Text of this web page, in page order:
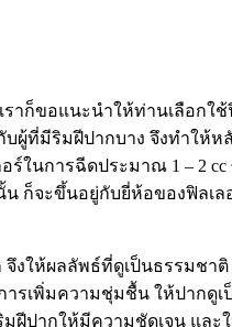
าก็ขอแนะนำให้ท่านเลือก
ผู้ที่มีริมฝีปากบาง จึงทำให้
นการฉีดประมาณ 1 – 2
จะขึ้นอยู่กับยี่ห้อของฟิลเล
ให้ผลลัพธ์ที่ดูเป็นธรรมชา
ารเพิ่มความชุ่มชื้น ให้ปาก
มฝีปากให้มีความชัดเจน แ